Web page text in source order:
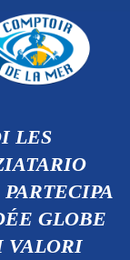
LES
GLOBE
VALORI